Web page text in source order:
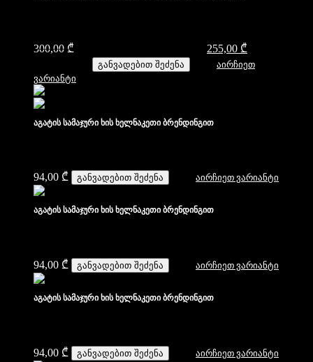
300,00 ₾ 255,00 ₾
განვადებით შეძენა
აირჩიეთ
ვარიანტი
აგატის სამაჯური ხის ხელნაკეთი ბრენდინგით
94,00 ₾ განვადებით შეძენა აირჩიეთ ვარიანტი
აგატის სამაჯური ხის ხელნაკეთი ბრენდინგით
94,00 ₾ განვადებით შეძენა აირჩიეთ ვარიანტი
აგატის სამაჯური ხის ხელნაკეთი ბრენდინგით
94,00 ₾ განვადებით შეძენა აირჩიეთ ვარიანტი